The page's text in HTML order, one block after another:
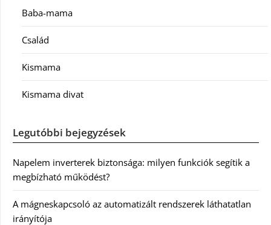
Baba-mama
Család
Kismama
Kismama divat
Legutóbbi bejegyzések
Napelem inverterek biztonsága: milyen funkciók segítik a
megbízható működést?
A mágneskapcsoló az automatizált rendszerek láthatatlan
irányítója